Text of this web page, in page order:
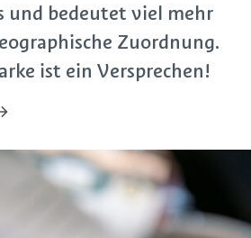
und bedeutet viel mehr
Zuordnung.
ist ein Versprechen!